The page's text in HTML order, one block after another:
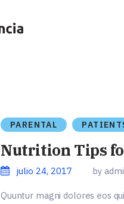
PARENTAL
Nutrition Tips
julio 24, 2017 by
Quuntur magni dolores eos